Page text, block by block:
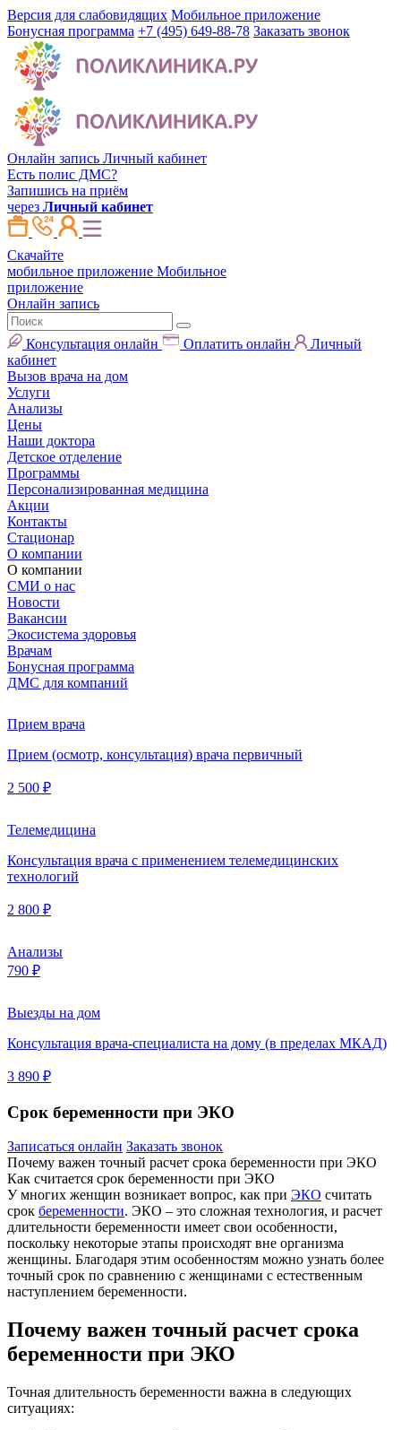
Версия для слабовидящих Мобильное приложение
Бонусная программа +7 (495) 649-88-78 Заказать звонок
Онлайн запись Личный кабинет
Есть полис ДМС?
Запишись на приём
через Личный кабинет
Скачайте
мобильное приложение Мобильное
приложение
Онлайн запись
Консультация онлайн Оплатить онлайн
Личный
кабинет
Вызов врача на дом
Услуги
Анализы
Цены
Наши доктора
Детское отделение
Программы
Персонализированная медицина
Акции
Контакты
Стационар
О компании
О компании
СМИ о нас
Новости
Вакансии
Экосистема здоровья
Врачам
Бонусная программа
ДМС для компаний
Прием врача
Прием (осмотр, консультация) врача первичный
2 500 ₽
Телемедицина
Консультация врача с применением телемедицинских
технологий
2 800 ₽
Анализы
790 ₽
Выезды на дом
Консультация врача-специалиста на дому (в пределах МКАД)
3 890 ₽
Срок беременности при ЭКО
Записаться онлайн Заказать звонок
Почему важен точный расчет срока беременности при ЭКО
Как считается срок беременности при ЭКО
У многих женщин возникает вопрос, как при ЭКО считать
срок беременности. ЭКО – это сложная технология, и расчет
длительности беременности имеет свои особенности,
поскольку некоторые этапы происходят вне организма
женщины. Благодаря этим особенностям можно узнать более
точный срок по сравнению с женщинами с естественным
наступлением беременности.
Почему важен точный расчет срока
беременности при ЭКО
Точная длительность беременности важна в следующих
ситуациях: